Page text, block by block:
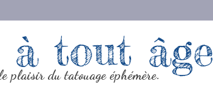
à tout âge
plaisir du tatouage éphémère.